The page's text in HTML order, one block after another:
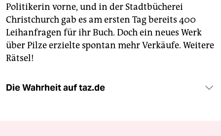
Politikerin vorne, und in der Stadtbücherei
Christchurch gab es am ersten Tag bereits 400
Leihanfragen für ihr Buch. Doch ein neues Werk
über Pilze erzielte spontan mehr Verkäufe. Weitere
Rätsel!
Die Wahrheit auf taz.de